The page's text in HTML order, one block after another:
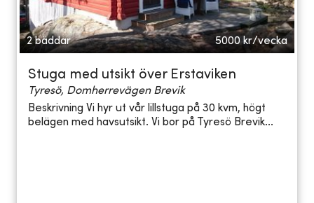
2 bäddar 5000 kr/vecka
Stuga med utsikt över Erstaviken
Tyresö, Domherrevägen Brevik
Beskrivning Vi hyr ut vår lillstuga på 30 kvm, högt
belägen med havsutsikt. Vi bor på Tyresö Brevik...